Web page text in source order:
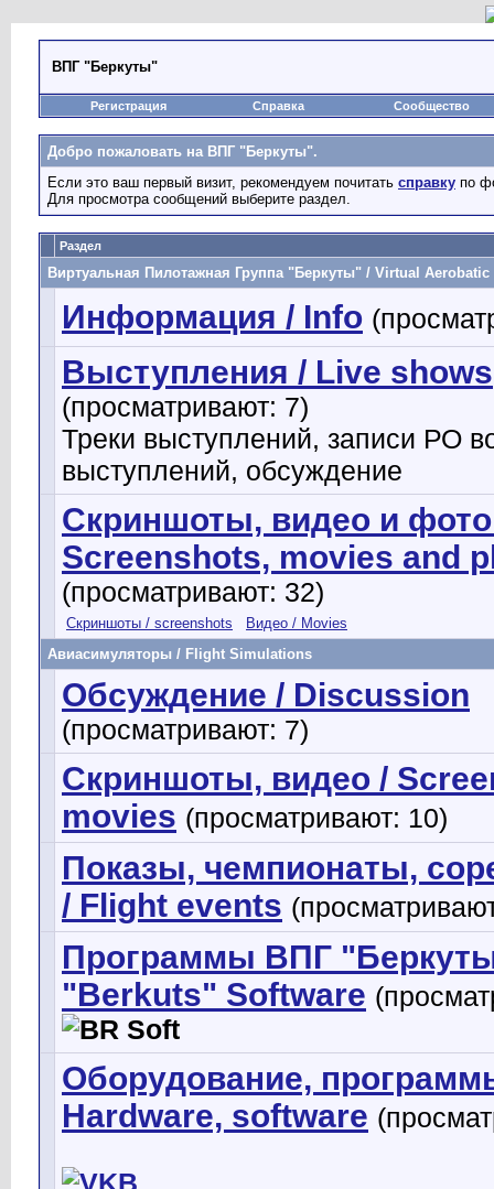
ВПГ "Беркуты"
Регистрация Справка Сообщество
Добро пожаловать на ВПГ "Беркуты".
Если это ваш первый визит, рекомендуем почитать справку по
Для просмотра сообщений выберите раздел.
Раздел
Виртуальная Пилотажная Группа "Беркуты" / Virtual
Информация / Info
Выступления / Live shows
(просматривают: 7)
Треки выступлений, записи РО
выступлений, обсуждение
Скриншоты, видео и
Screenshots, movies and
(просматривают: 32)
Скриншоты / screenshots
Видео / Movies
Авиасимуляторы / Flight Simulations
Обсуждение / Discussion
(просматривают: 7)
Скриншоты, видео /
movies (просматривают: 10)
Показы, чемпионаты,
/ Flight events
Программы ВПГ
"Berkuts" Software
Оборудование,
Hardware, software